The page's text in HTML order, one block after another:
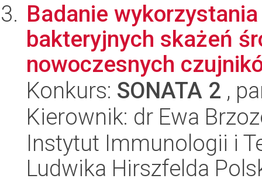
Badanie
bakteryjnych skażeń
nowoczesnych
Konkurs: SONATA 2 ,
Kierownik: dr Ewa
Instytut Immunologii i
Ludwika Hirszfelda